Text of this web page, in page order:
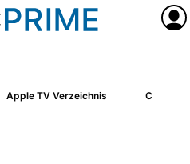
Apple TV Verzeichnis Cast/